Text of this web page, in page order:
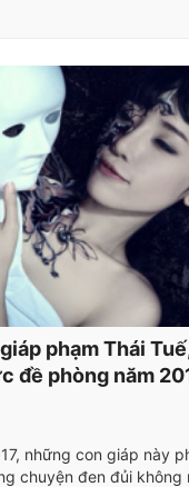
phạm Thái
đề phòng năm
những con giáp này
chuyện đen đủi không